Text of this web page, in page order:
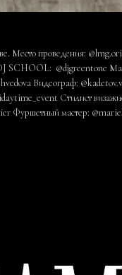
проведения:
@djgreentone
Видеограф:
Стилист
Фуршетный мастер: